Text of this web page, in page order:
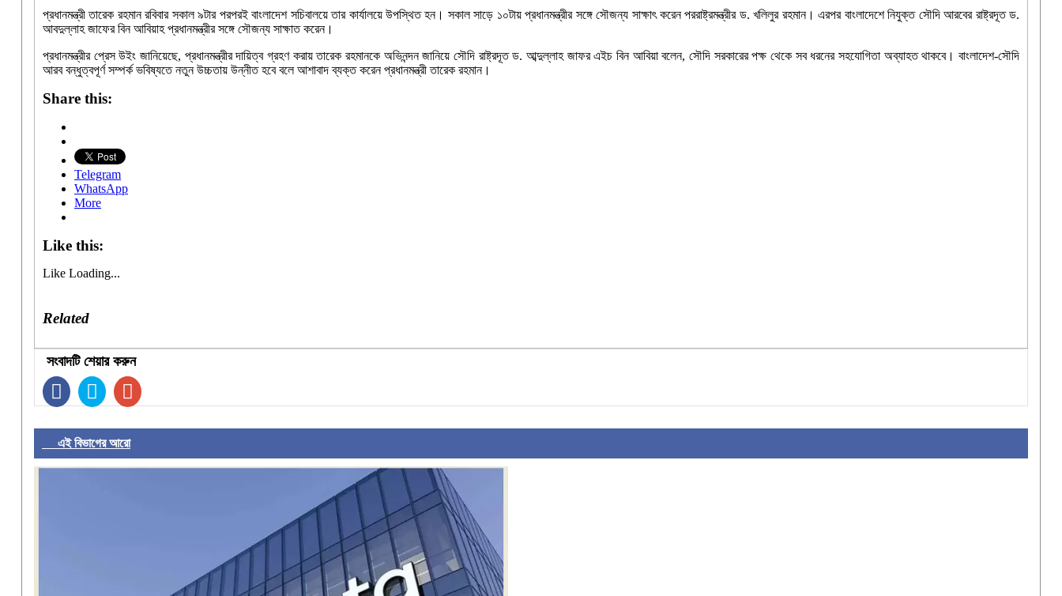
প্রধানমন্ত্রী তারেক রহমান রবিবার সকাল ৯টার পরপরই বাংলাদেশ সচিবালয়ে তার কার্যালয়ে উপস্থিত হন। সকাল সাড়ে ১০টায় প্রধানমন্ত্রীর সঙ্গে সৌজন্য সাক্ষাৎ করেন পররাষ্ট্রমন্ত্রীর ড. খলিলুর রহমান। এরপর বাংলাদেশে নিযুক্ত সৌদি আরবের রাষ্ট্রদূত ড.
আবদুল্লাহ জাফের বিন আবিয়াহ প্রধানমন্ত্রীর সঙ্গে সৌজন্য সাক্ষাত করেন।
প্রধানমন্ত্রীর প্রেস উইং জানিয়েছে, প্রধানমন্ত্রীর দায়িত্ব গ্রহণ করায় তারেক রহমানকে অভিনন্দন জানিয়ে সৌদি রাষ্ট্রদূত ড. আব্দুল্লাহ জাফর এইচ বিন আবিয়া বলেন, সৌদি সরকারের পক্ষ থেকে সব ধরনের সহযোগিতা অব্যাহত থাকবে। বাংলাদেশ-সৌদি
আরব বন্ধুত্বপূর্ণ সম্পর্ক ভবিষ্যতে নতুন উচ্চতায় উন্নীত হবে বলে আশাবাদ ব্যক্ত করেন প্রধানমন্ত্রী তারেক রহমান।
Share this:
Telegram
WhatsApp
More
Like this:
Like Loading...
Related
সংবাদটি শেয়ার করুন
এই বিভাগের আরো